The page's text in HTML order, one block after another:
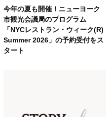
ワンピ＆オールインワン】最
地味見え回避のコツは「バッグ
今年の夏も開催！ニューヨーク
市観光会議局のプログラム
「NYCレストラン・ウィーク(R)
Summer 2026」の予約受付をス
タート